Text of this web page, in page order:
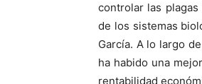
controlar las
de los sistemas
García. A lo largo
ha habido una
rentabilidad